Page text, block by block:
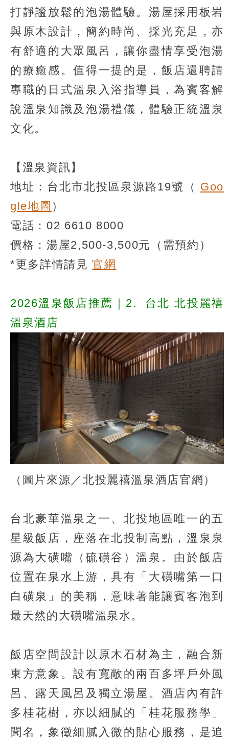
打靜謐放鬆的泡湯體驗。湯屋採用板岩
與原木設計，簡約時尚、採光充足，亦
有舒適的大眾風呂，讓你盡情享受泡湯
的療癒感。值得一提的是，飯店還聘請
專職的日式溫泉入浴指導員，為賓客解
說溫泉知識及泡湯禮儀，體驗正統溫泉
文化。
【溫泉資訊】
地址：台北市北投區泉源路19號（ Goo
gle地圖 ）
電話：02 6610 8000
價格：湯屋2,500-3,500元（需預約）
*更多詳情請見官網
2026溫泉飯店推薦｜2.
台北 北投麗禧
溫泉酒店
（圖片來源／北投麗禧溫泉酒店官網）
台北豪華溫泉之一、北投地區唯一的五
星級飯店，座落在北投制高點，溫泉泉
源為大磺嘴（硫磺谷）溫泉。由於飯店
位置在泉水上游，具有「大磺嘴第一口
白磺泉」的美稱，意味著能讓賓客泡到
最天然的大磺嘴溫泉水。
飯店空間設計以原木石材為主，融合新
東方意象。設有寬敞的兩百多坪戶外風
呂、露天風呂及獨立湯屋。酒店內有許
多桂花樹，亦以細膩的「桂花服務學」
聞名，象徵細膩入微的貼心服務，是追